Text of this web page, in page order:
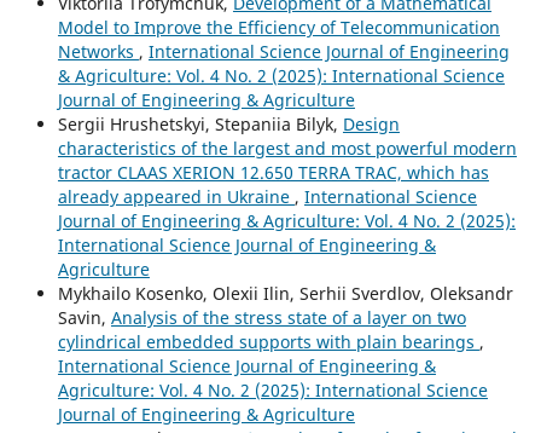
Model to Improve the Efficiency of Telecommunication
Networks , International Science Journal of Engineering
& Agriculture: Vol. 4 No. 2 (2025): International Science
Journal of Engineering & Agriculture
Sergiі Hrushetskyі, Stepaniia Bilyk, Design
characteristics of the largest and most powerful modern
tractor CLAAS XERION 12.650 TERRA TRAC, which has
already appeared in Ukraine , International Science
Journal of Engineering & Agriculture: Vol. 4 No. 2 (2025):
International Science Journal of Engineering &
Agriculture
Mykhailo Kosenko, Olexii Ilin, Serhii Sverdlov, Oleksandr
Savin, Analysis of the stress state of a layer on two
cylindrical embedded supports with plain bearings ,
International Science Journal of Engineering &
Agriculture: Vol. 4 No. 2 (2025): International Science
Journal of Engineering & Agriculture